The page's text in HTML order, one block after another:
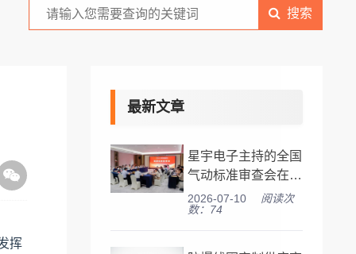
搜索
挥
最新文章
星宇电子主持的全国
气动标准审查会在宁
波顺利召开
2026-07-10
阅读次
数：74